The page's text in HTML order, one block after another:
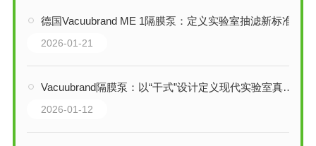
德国Vacuubrand ME 1隔膜泵：定义实验室抽滤新标准的精密解决方案
2026-01-21
Vacuubrand隔膜泵：以“干式”设计定义现代实验室真空的德国标准
2026-01-12